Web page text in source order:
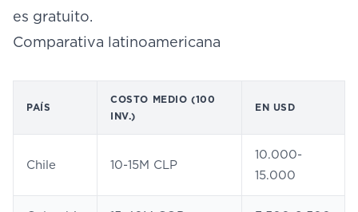
es gratuito.
Comparativa latinoamericana
PAÍS
COSTO MEDIO (100
INV.)
EN USD
Chile 10-15M CLP
10.000-
15.000